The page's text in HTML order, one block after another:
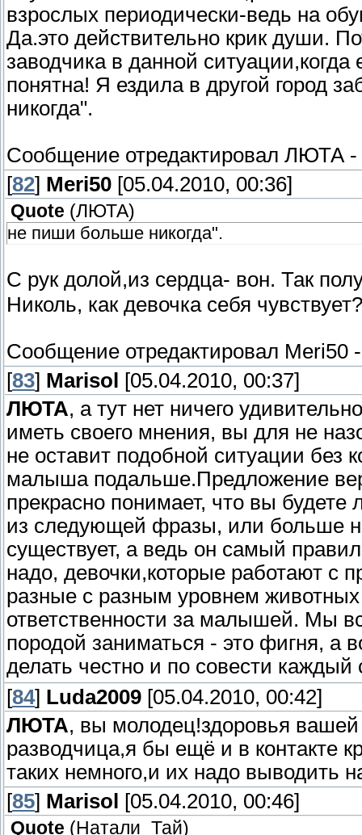
взрослых периодически-ведь на
Да.это действительно крик души.
заводчика в данной
понятна! Я ездила в другой город
никогда".
Сообщение отредактировал ЛЮТА -
[82] Meri50 [05.04.2010, 00:36]
Quote (ЛЮТА)
не пиши больше никогда".
С рук долой,из сердца- вон. Так
Николь, как девочка себя
Сообщение отредактировал Meri50
[83] Marisol
[05.04.2010, 00:37]
ЛЮТА, а тут нет ничего
иметь своего мнения, вы для не
не оставит подобной ситуации без
малыша подальше.Предложение
прекрасно понимает, что вы
из следующей фразы, или больше
существует, а ведь он самый
надо, девочки,которые работают с
разные с разным уровнем
ответственности за малышей. Мы
породой заниматься - это фигня, а
делать честно и по совести каждый
[84] Luda2009 [05.04.2010, 00:42]
ЛЮТА, вы молодец!здоровья
разводчица,я бы ещё и в
таких немного,и их надо выводить
[85] Marisol [05.04.2010, 00:46]
Quote (Натали_Тай)